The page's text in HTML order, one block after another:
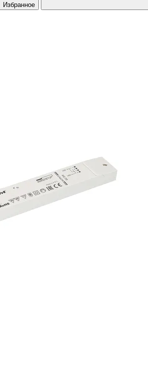
Избранное